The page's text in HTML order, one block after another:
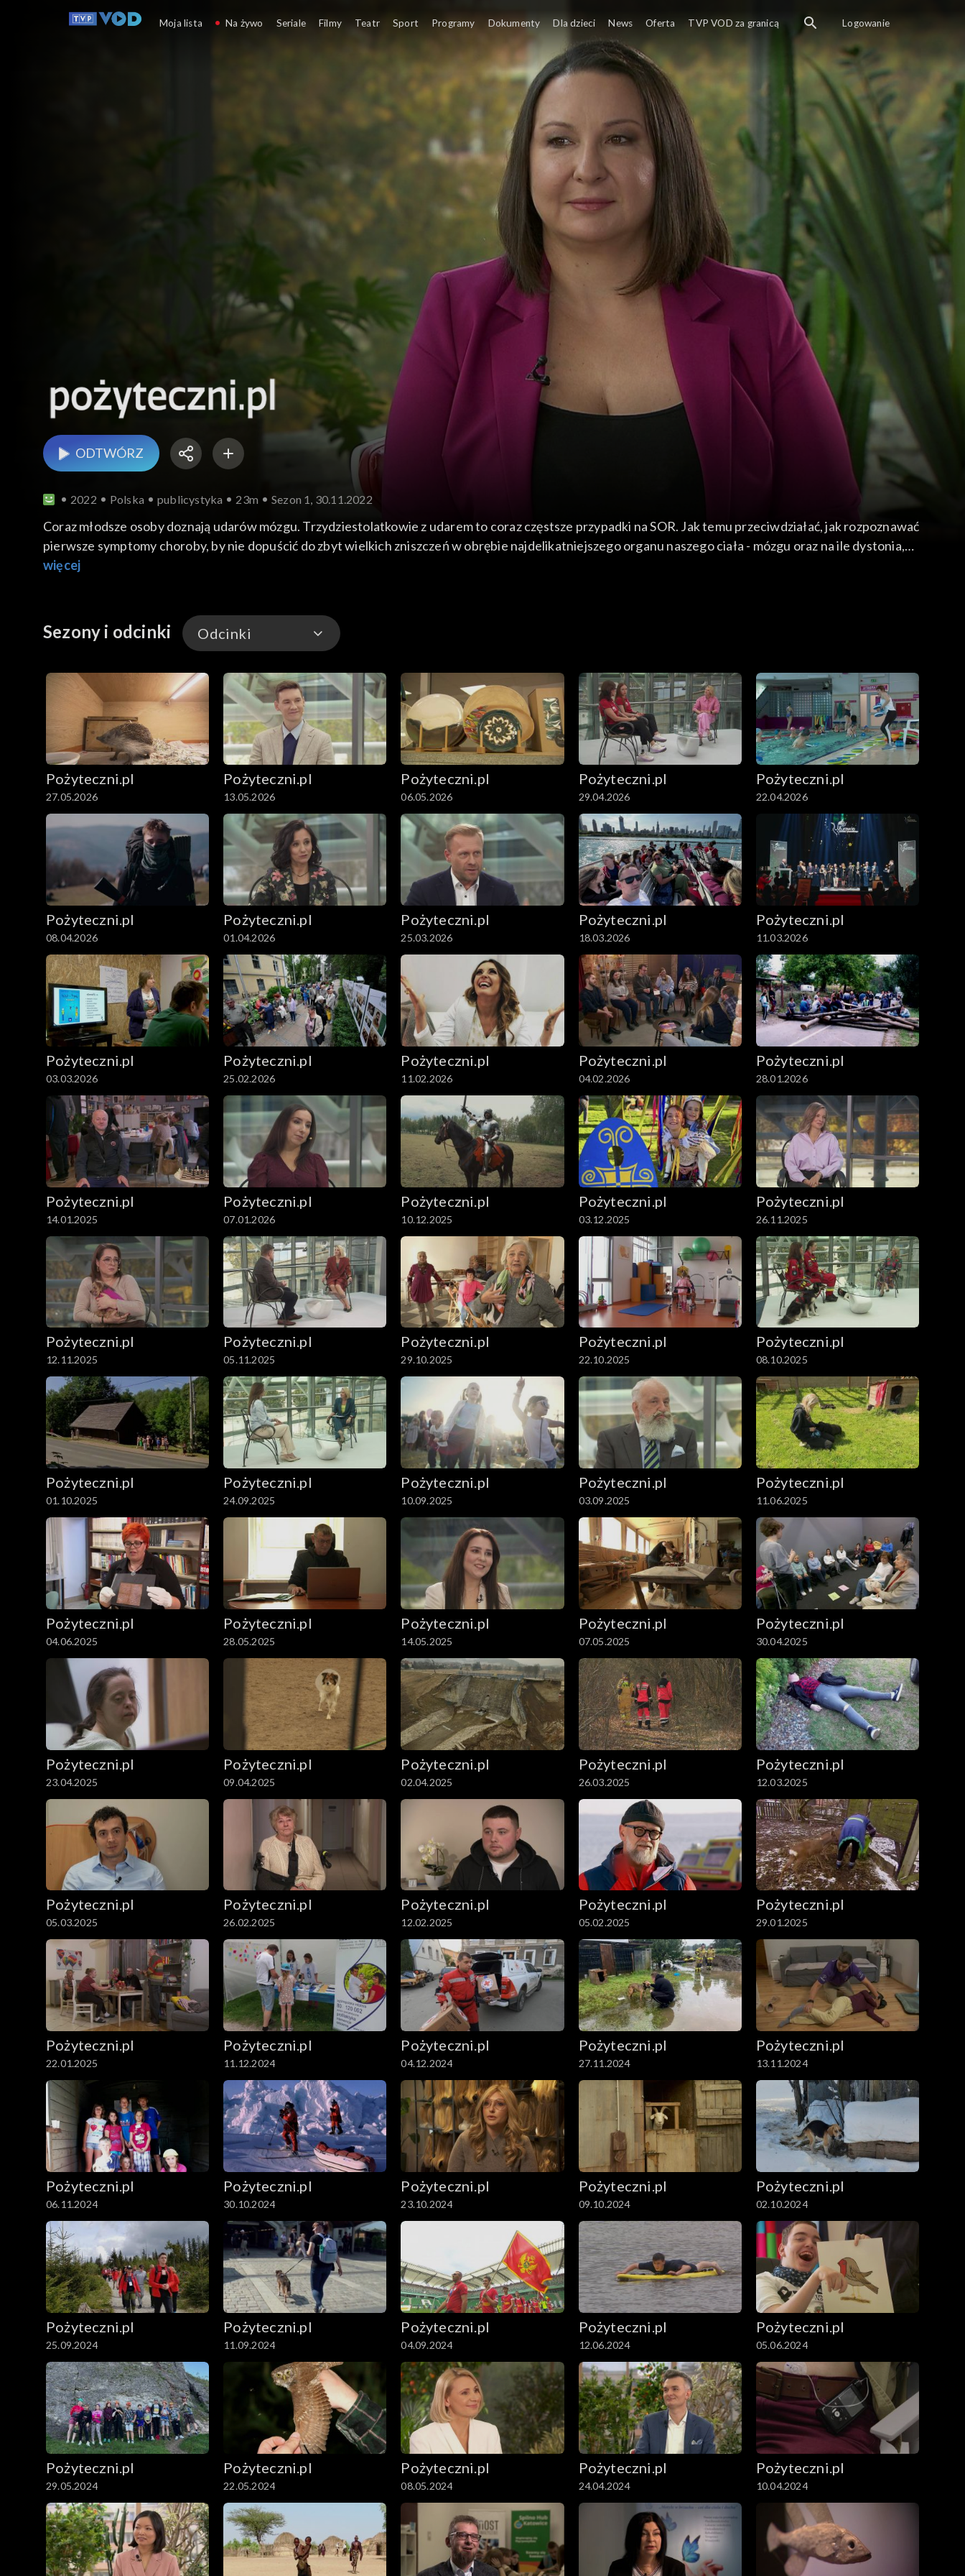
ODTWÓRZ
2022 Polska publicystyka 23m Sezon 1, 30.11.2022
Coraz młodsze osoby doznają udarów mózgu. Trzydziestolatkowie z udarem to coraz częstsze przypadki na SOR. Jak temu przeciwdziałać, jak rozpoznawać
pierwsze symptomy choroby, by nie dopuścić do zbyt wielkich zniszczeń w obrębie najdelikatniejszego organu naszego ciała - mózgu oraz na ile dystonia,
która może pojawić się (ale nie musi) po udarze komplikuje nam życie. Gościem w studiu będzie neurolog - dr Anna Błażucka.
więcej
Sezony i odcinki Odcinki
Odcinki
Pożyteczni.pl
27.05.2026
Pożyteczni.pl
13.05.2026
Pożyteczni.pl
06.05.2026
Pożyteczni.pl
29.04.2026
Pożyteczni.pl
22.04.2026
Pożyteczni.pl
08.04.2026
Pożyteczni.pl
01.04.2026
Pożyteczni.pl
25.03.2026
Pożyteczni.pl
18.03.2026
Pożyteczni.pl
11.03.2026
Pożyteczni.pl
03.03.2026
Pożyteczni.pl
25.02.2026
Pożyteczni.pl
11.02.2026
Pożyteczni.pl
04.02.2026
Pożyteczni.pl
28.01.2026
Pożyteczni.pl
14.01.2025
Pożyteczni.pl
07.01.2026
Pożyteczni.pl
10.12.2025
Pożyteczni.pl
03.12.2025
Pożyteczni.pl
26.11.2025
Pożyteczni.pl
12.11.2025
Pożyteczni.pl
05.11.2025
Pożyteczni.pl
29.10.2025
Pożyteczni.pl
22.10.2025
Pożyteczni.pl
08.10.2025
Pożyteczni.pl
01.10.2025
Pożyteczni.pl
24.09.2025
Pożyteczni.pl
10.09.2025
Pożyteczni.pl
03.09.2025
Pożyteczni.pl
11.06.2025
Pożyteczni.pl
04.06.2025
Pożyteczni.pl
28.05.2025
Pożyteczni.pl
14.05.2025
Pożyteczni.pl
07.05.2025
Pożyteczni.pl
30.04.2025
Pożyteczni.pl
23.04.2025
Pożyteczni.pl
09.04.2025
Pożyteczni.pl
02.04.2025
Pożyteczni.pl
26.03.2025
Pożyteczni.pl
12.03.2025
Pożyteczni.pl
05.03.2025
Pożyteczni.pl
26.02.2025
Pożyteczni.pl
12.02.2025
Pożyteczni.pl
05.02.2025
Pożyteczni.pl
29.01.2025
Pożyteczni.pl
22.01.2025
Pożyteczni.pl
11.12.2024
Pożyteczni.pl
04.12.2024
Pożyteczni.pl
27.11.2024
Pożyteczni.pl
13.11.2024
Pożyteczni.pl
06.11.2024
Pożyteczni.pl
30.10.2024
Pożyteczni.pl
23.10.2024
Pożyteczni.pl
09.10.2024
Pożyteczni.pl
02.10.2024
Pożyteczni.pl
25.09.2024
Pożyteczni.pl
11.09.2024
Pożyteczni.pl
04.09.2024
Pożyteczni.pl
12.06.2024
Pożyteczni.pl
05.06.2024
Pożyteczni.pl
29.05.2024
Pożyteczni.pl
22.05.2024
Pożyteczni.pl
08.05.2024
Pożyteczni.pl
24.04.2024
Pożyteczni.pl
10.04.2024
Moja lista Na żywo Seriale Filmy Teatr Sport Programy Dokumenty Dla dzieci News Oferta TVP VOD za granicą Logowanie